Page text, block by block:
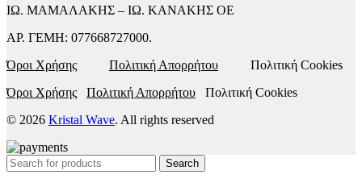
ΙΩ. ΜΑΜΑΛΑΚΗΣ – ΙΩ. ΚΑΝΑΚΗΣ ΟΕ
ΑΡ. ΓΕΜΗ: 077668727000.
Όροι Χρήσης
Πολιτική Απορρήτου Πολιτική Cookies
Όροι Χρήσης
Πολιτική Απορρήτου Πολιτική Cookies
© 2026 Kristal Wave. All rights reserved
Search